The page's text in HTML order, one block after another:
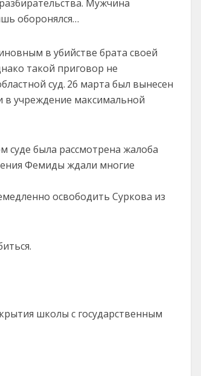
Мужчина
оборонялся…
в убийстве брата своей
такой приговор не
суд. 26 марта был вынесен
в учреждение максимальной
суде была рассмотрена жалоба
Фемиды ждали многие
освободить Суркова из
школы с государственным